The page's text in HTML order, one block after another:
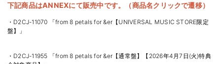
下記商品はANNEXにて販売中です。（商品名クリックで遷移）
・D2CJ-11070 「from 8 petals for &er【UNIVERSAL MUSIC STORE限定
盤】」
・D2CJ-11955 「from 8 petals for &er【通常盤】【2026年4月7日(火)特典